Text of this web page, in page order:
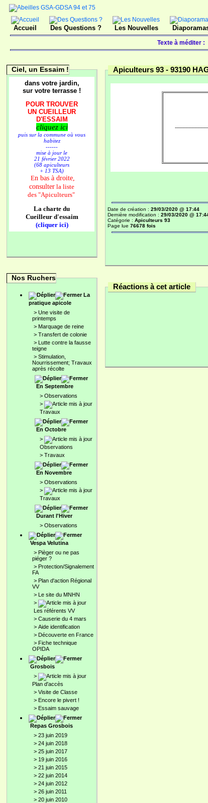
Accueil Des Questions ? Les Nouvelles
Texte à méditer :
Ciel, un Essaim !
dans votre jardin,
sur votre terrasse !
POUR TROUVER
UN CUEILLEUR
D'ESSAIM
cliquez ici
puis sur la commune où vous
habitez
------
mise à jour le
21 février 2022
(68 apiculteurs
+ 13 TSA)
En bas à droite,
consulter la liste
des "Apiculteurs"
La charte du
Cueilleur d'essaim
(cliquer ici)
Nos Ruchers
La
pratique apicole
> Une visite de
printemps
> Marquage de reine
> Transfert de colonie
> Lutte contre la fausse
teigne
> Stimulation,
Nourrissement; Travaux
après récolte
En Septembre
> Observations
>
Travaux
En Octobre
>
Observations
> Travaux
En Novembre
> Observations
>
Travaux
Durant l'Hiver
> Observations
Vespa Velutina
> Pièger ou ne pas
piéger ?
> Protection/Signalement
FA
> Plan d'action Régional
VV
> Le site du MNHN
>
Les référents VV
> Causerie du 4 mars
> Aide identification
> Découverte en France
> Fiche technique
OPIDA
Grosbois
>
Plan d'accès
> Visite de Classe
> Encore le pivert !
> Essaim sauvage
Repas Grosbois
> 23 juin 2019
> 24 juin 2018
> 25 juin 2017
> 19 juin 2016
> 21 juin 2015
> 22 juin 2014
> 24 juin 2012
> 26 juin 2011
> 20 juin 2010
Apiculteurs 93 - 93190
Date de création : 29/03/2020 @ 17:44
Dernière modification : 29/03/2020 @
Catégorie : Apiculteurs 93
Page lue 76678 fois
Réactions à cet article